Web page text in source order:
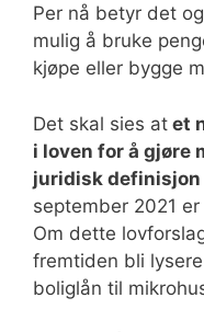
Per nå betyr det
mulig å bruke
kjøpe eller bygge
Det skal sies at et
i loven for å gjøre
juridisk definisjon
september 2021
Om dette
fremtiden bli
boliglån til